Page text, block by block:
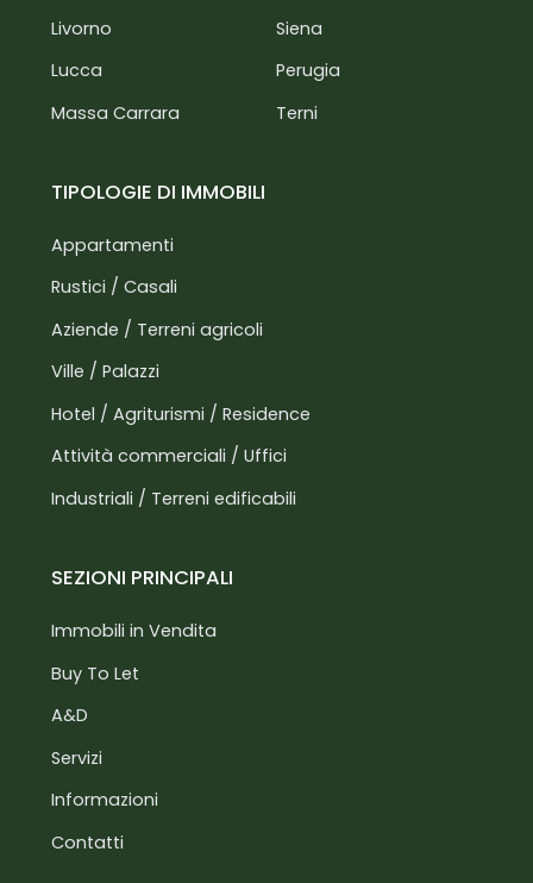
Livorno
Lucca
Massa Carrara
Siena
Perugia
Terni
TIPOLOGIE DI IMMOBILI
Appartamenti
Rustici / Casali
Aziende / Terreni agricoli
Ville / Palazzi
Hotel / Agriturismi / Residence
Attività commerciali / Uffici
Industriali / Terreni edificabili
SEZIONI PRINCIPALI
Immobili in Vendita
Buy To Let
A&D
Servizi
Informazioni
Contatti